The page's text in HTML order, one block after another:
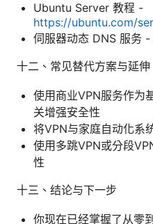
Ubuntu Server 教程 -
https://ubuntu.com/
伺服器动态 DNS 服务 -
十二、常见替代方案与延伸
使用商业VPN服务作为
关增强安全性
将VPN与家庭自动化系
使用多跳VPN或分段
性
十三、结论与下一步
你现在已经掌握了从零